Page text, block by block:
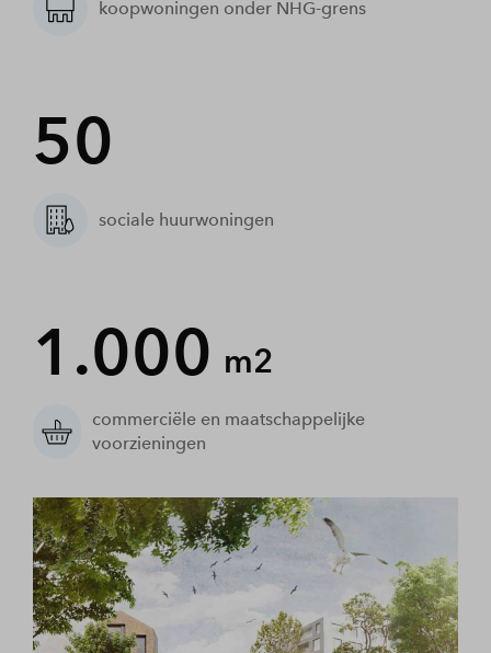
koopwoningen onder NHG-grens
50
sociale huurwoningen
1.000 m2
commerciële en maatschappelijke
voorzieningen